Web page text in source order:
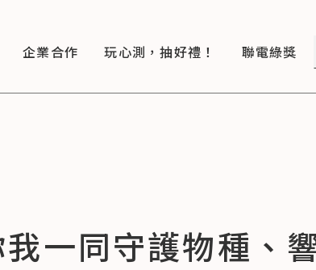
企業合作 玩心測，抽好禮！ 聯電綠獎
一同守護物種、